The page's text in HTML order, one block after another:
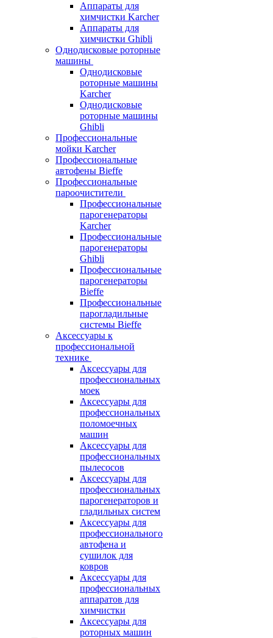
Аппараты для
химчистки Karcher
Аппараты для
химчистки Ghibli
Однодисковые роторные
машины
Однодисковые
роторные машины
Karcher
Однодисковые
роторные машины
Ghibli
Профессиональные
мойки Karcher
Профессиональные
автофены Bieffe
Профессиональные
пароочистители
Профессиональные
парогенераторы
Karcher
Профессиональные
парогенераторы
Ghibli
Профессиональные
парогенераторы
Bieffe
Профессиональные
парогладильные
системы Bieffe
Аксессуары к
профессиональной
технике
Аксессуары для
профессиональных
моек
Аксессуары для
профессиональных
поломоечных
машин
Аксессуары для
профессиональных
пылесосов
Аксессуары для
профессиональных
парогенераторов и
гладильных систем
Аксессуары для
профессионального
автофена и
сушилок для
ковров
Аксессуары для
профессиональных
аппаратов для
химчистки
Аксессуары для
роторных машин